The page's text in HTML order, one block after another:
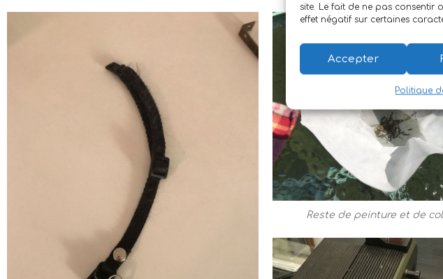
site. Le fait de ne pas consentir
effet négatif sur certaines
Accepter
Politique
Reste de peinture et de